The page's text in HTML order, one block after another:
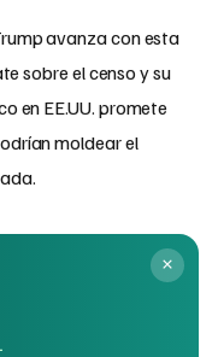
avanza con esta
sobre el censo y su
en EE.UU. promete
moldear el